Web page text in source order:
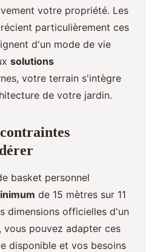
votre propriété. Les
particulièrement ces
d'un mode de vie
solutions
votre terrain s'intègre
de votre jardin.
basket personnel
de 15 mètres sur 11
dimensions officielles d'un
vous pouvez adapter ces
disponible et vos besoins